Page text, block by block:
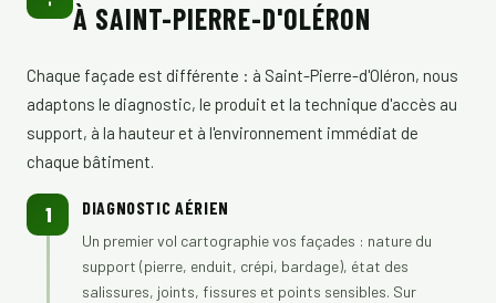
À SAINT-PIERRE-D'OLÉRON
Chaque façade est différente : à Saint-Pierre-d'Oléron, nous
adaptons le diagnostic, le produit et la technique d'accès au
support, à la hauteur et à l'environnement immédiat de
chaque bâtiment.
1 DIAGNOSTIC AÉRIEN
Un premier vol cartographie vos façades : nature du
support (pierre, enduit, crépi, bardage), état des
salissures, joints, fissures et points sensibles. Sur